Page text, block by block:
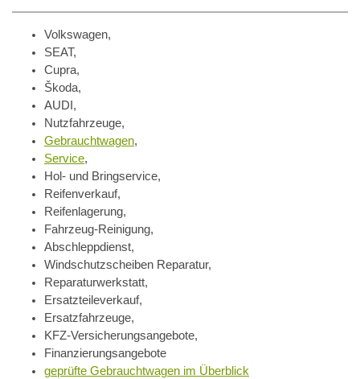
Volkswagen,
SEAT,
Cupra,
Škoda,
AUDI,
Nutzfahrzeuge,
Gebrauchtwagen,
Service,
Hol- und Bringservice,
Reifenverkauf,
Reifenlagerung,
Fahrzeug-Reinigung,
Abschleppdienst,
Windschutzscheiben Reparatur,
Reparaturwerkstatt,
Ersatzteileverkauf,
Ersatzfahrzeuge,
KFZ-Versicherungsangebote,
Finanzierungsangebote
geprüfte Gebrauchtwagen im Überblick